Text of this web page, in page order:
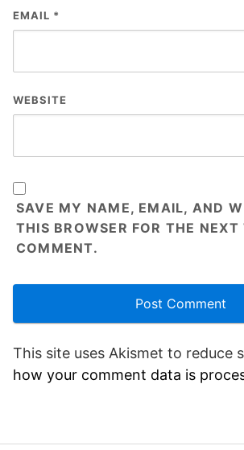
EMAIL *
WEBSITE
SAVE MY NAME, EMAIL, AND
THIS BROWSER FOR THE NEXT
COMMENT.
This site uses Akismet to reduce
how your comment data is